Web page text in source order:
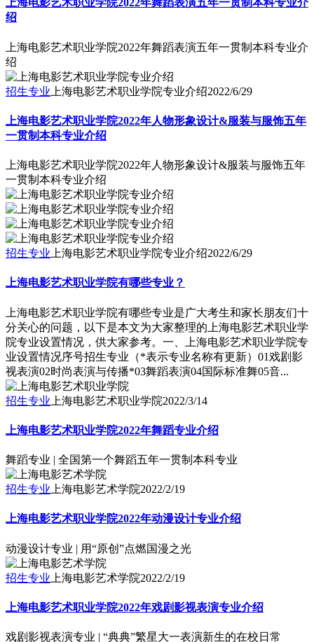
绍
上海电影艺术职业学院2022年舞蹈表演五年一贯制本科专业介
绍
招生专业 上海电影艺术职业学院专业介绍2022/6/29
上海电影艺术职业学院2022年人物形象设计&服装与服饰五年
一贯制本科专业介绍
上海电影艺术职业学院2022年人物形象设计&服装与服饰五年
一贯制本科专业介绍
招生专业 上海电影艺术职业学院专业介绍2022/6/29
上海电影艺术职业学院有哪些专业？
上海电影艺术职业学院有哪些专业是广大考生和家长朋友们十
分关心的问题，以下是本文为大家整理的上海电影艺术职业学
院专业设置情况，供大家参考。一、上海电影艺术职业学院专
业设置情况序号招生专业（*表示专业名称有更新）01戏剧影
视表演02时尚表演与传播*03舞蹈表演04国际标准舞05音...
招生专业 上海电影艺术职业学院2022/3/14
上海电影艺术职业学院2022年舞蹈专业介绍
舞蹈专业 | 全国第一个舞蹈五年一贯制本科专业
招生专业 上海电影艺术学院2022/2/19
上海电影艺术职业学院2022年动漫设计专业介绍
动漫设计专业 | 用“原创”点燃国漫之光
招生专业 上海电影艺术学院2022/2/19
上海电影艺术职业学院2022年戏剧影视表演专业介绍
戏剧影视表演专业 | “典典”繁星大一表演新生的在校日常